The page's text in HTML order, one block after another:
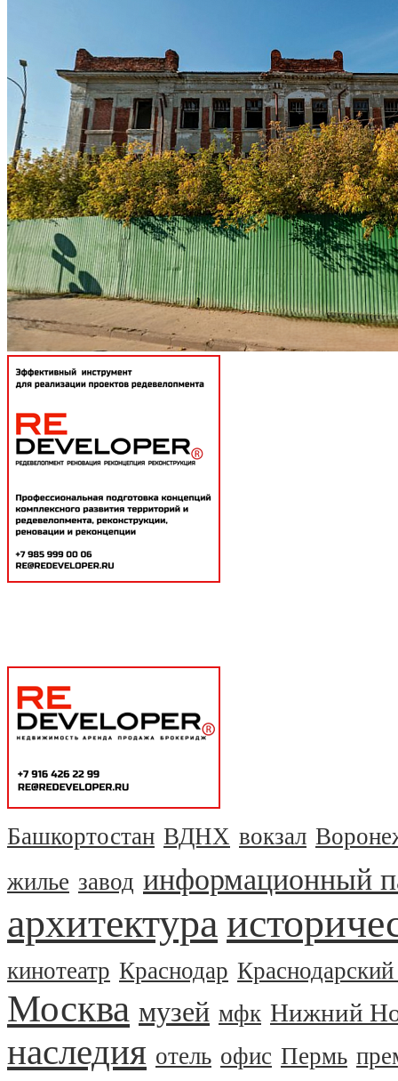
Башкортостан ВДНХ вокзал
жилье завод информационный
архитектура
кинотеатр Краснодар
Москва музей мфк Нижний
наследия отель офис Пермь